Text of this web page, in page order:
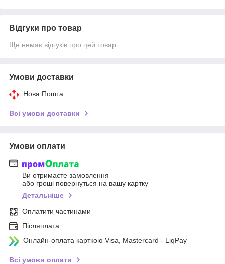
Відгуки про товар
Ще немає відгуків про цей товар
Умови доставки
Нова Пошта
Всі умови доставки
Умови оплати
Ви отримаєте замовлення
або гроші повернуться на вашу картку
Детальніше
Оплатити частинами
Післяплата
Онлайн-оплата карткою Visa, Mastercard - LiqPay
Всі умови оплати